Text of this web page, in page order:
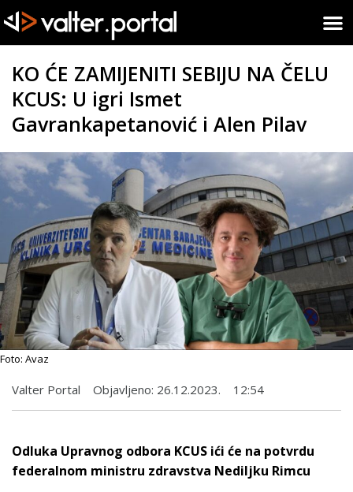
KO ĆE ZAMIJENITI SEBIJU NA ČELU
KCUS: U igri Ismet
Gavrankapetanović i Alen Pilav
Foto: Avaz
Valter Portal Objavljeno: 26.12.2023. 12:54
Odluka Upravnog odbora KCUS ići će na potvrdu
federalnom ministru zdravstva Nediljku Rimcu